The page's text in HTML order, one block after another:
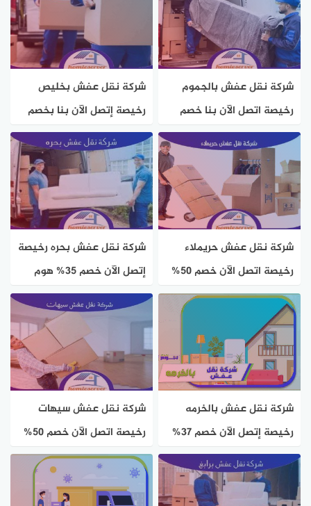
شركة نقل عفش بالجموم
رخيصة اتصل الآن بنا خصم
50% هوم سيرفر
شركة نقل عفش بخليص
رخيصة إتصل الآن بنا بخصم
44% هوم سيرفر
شركة نقل عفش حريملاء
رخيصة اتصل الآن خصم 50%
هوم سيرفر
شركة نقل عفش بحره رخيصة
إتصل الآن خصم 35% هوم
سيرفر
شركة نقل عفش بالخرمه
رخيصة إتصل الآن خصم 37%
هوم سيرفر
شركة نقل عفش سيهات
رخيصة اتصل الآن خصم 50%
هوم سيرفر